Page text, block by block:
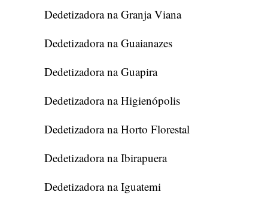
Dedetizadora na Granja Viana
Dedetizadora na Guaianazes
Dedetizadora na Guapira
Dedetizadora na Higienópolis
Dedetizadora na Horto Florestal
Dedetizadora na Ibirapuera
Dedetizadora na Iguatemi